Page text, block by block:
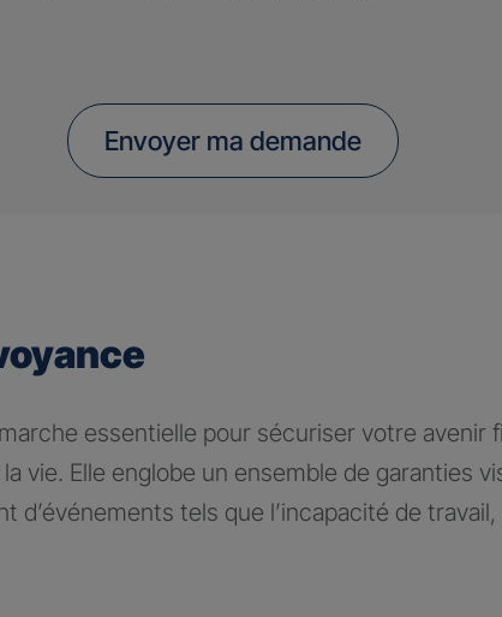
Envoyer ma demande
essentielle pour sécuriser votre avenir
vie. Elle englobe un ensemble de garanties
d’événements tels que l’incapacité de travail,